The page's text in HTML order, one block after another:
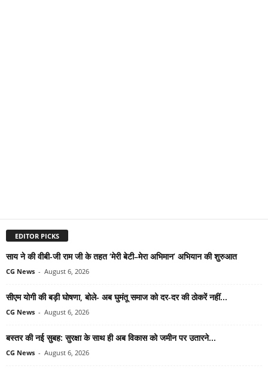
EDITOR PICKS
साय ने की वीबी-जी राम जी के तहत ‘मेरी बेटी–मेरा अभिमान’ अभियान की शुरुआत
CG News - August 6, 2026
सीएम योगी की बड़ी घोषणा, बोले- अब घुमंतू समाज को दर-दर की ठोकरें नहीं...
CG News - August 6, 2026
बस्तर की नई सुबह: सुरक्षा के साथ ही अब विकास को जमीन पर उतारने...
CG News - August 6, 2026